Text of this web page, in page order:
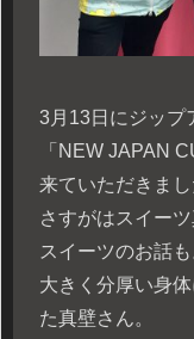
3月13日にジップ
「NEW JAPAN
来ていただきまし
さすがはスイー
スイーツのお話も
大きく分厚い身
た真壁さん。